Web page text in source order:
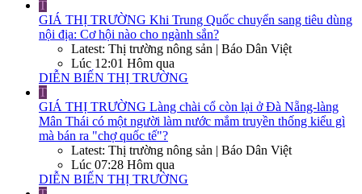
T
GIÁ THỊ TRƯỜNG Khi Trung Quốc chuyển sang tiêu dùng
nội địa: Cơ hội nào cho ngành sắn?
Latest: Thị trường nông sản | Báo Dân Việt
Lúc 12:01 Hôm qua
DIỄN BIẾN THỊ TRƯỜNG
T
GIÁ THỊ TRƯỜNG Làng chài cổ còn lại ở Đà Nẵng-làng
Mân Thái có một người làm nước mắm truyền thống kiểu gì
mà bán ra "chợ quốc tế"?
Latest: Thị trường nông sản | Báo Dân Việt
Lúc 07:28 Hôm qua
DIỄN BIẾN THỊ TRƯỜNG